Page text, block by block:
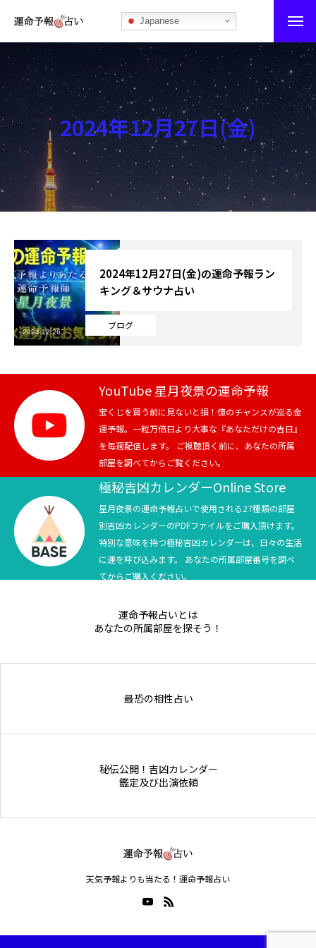
Japanese
運命予報占い
運命予報占いとは
あなたの所属部屋を探そう！
最恐の相性占い
秘伝公開！吉凶カレンダー
記事カテゴリー
ブログ
お知らせ
芸能界
テニス
スポーツ
競馬
テニス四大大会・五輪
テニス四大大会・五輪
2024年12月27日(金)
ブログ
2024年12月27日(金)の運命予報ラン
キング＆サウナ占い
2024.12.26
YouTube 星月夜景の運命予報
宝くじを買う前に見ないと損！億のチャンスが巡る金
運予報。一粒万倍日より大事な『あなただけの吉日』
を毎週配信します。 ご視聴頂く前に、あなたの所属
部屋を調べてからご覧ください。
極秘吉凶カレンダーOnline Store
星月夜景の運命予報占いで使用される27種類の部屋
別吉凶カレンダーのPDFファイルをご購入頂けます。
特別な意味を持つ極秘吉凶カレンダーは、日々の生活
に運を呼び込みます。 あなたの所属部屋番号を調べ
てからご購入ください。
運命予報占いとは
あなたの所属部屋を探そう！
最恐の相性占い
秘伝公開！吉凶カレンダー
鑑定及び出演依頼
天気予報よりも当たる！運命予報占い